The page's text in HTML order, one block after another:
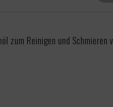
zum Reinigen und